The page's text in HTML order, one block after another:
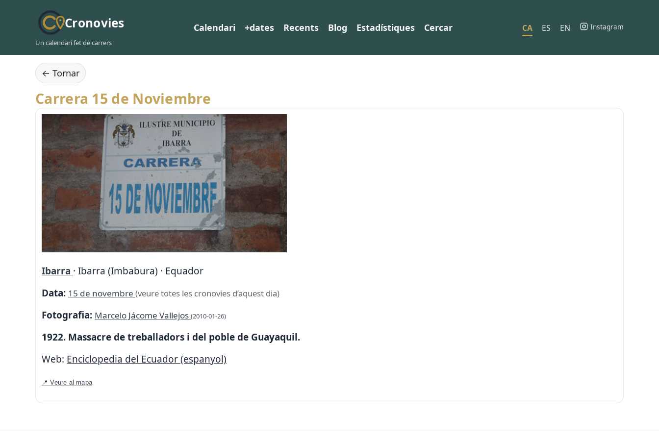
Cronovies
Un calendari fet de carrers
Calendari +dates Recents Blog Estadístiques Cercar CA ES EN Instagram
← Tornar
Carrera 15 de Noviembre
Ibarra · Ibarra (Imbabura) · Equador
Data: 15 de novembre (veure totes les cronovies d’aquest dia)
Fotografia: Marcelo Jácome Vallejos (2010-01-26)
1922. Massacre de treballadors i del poble de Guayaquil.
Web: Enciclopedia del Ecuador (espanyol)
📍 Veure al mapa